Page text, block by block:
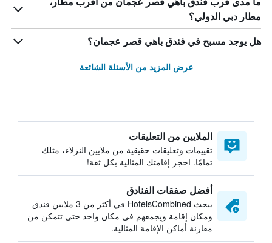
مطار دبي الدولي؟
هل يوجد مسبح في فندق باهي قصر عجمان؟
عرض المزيد من الأسئلة الشائعة
الملايين من التعليقات
تقييمات وتعليقات حقيقية من ملايين النزلاء، مثلك
تمامًا. احجز إقامتك المثالية بكل ثقة!
أفضل صفقات الفنادق
يبحث HotelsCombined في أكثر من 3 ملايين فندق
ومكان إقامة ويجمعهم في مكان واحد حتى تتمكن من
مقارنة أماكن الإقامة المثالية.